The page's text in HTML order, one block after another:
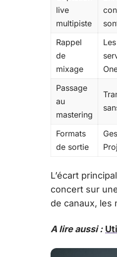
live
multipiste
Rappel
de
mixage
Passage
au
mastering
Formats
de sortie
L’écart
concert sur
de canaux, les
A lire aussi :